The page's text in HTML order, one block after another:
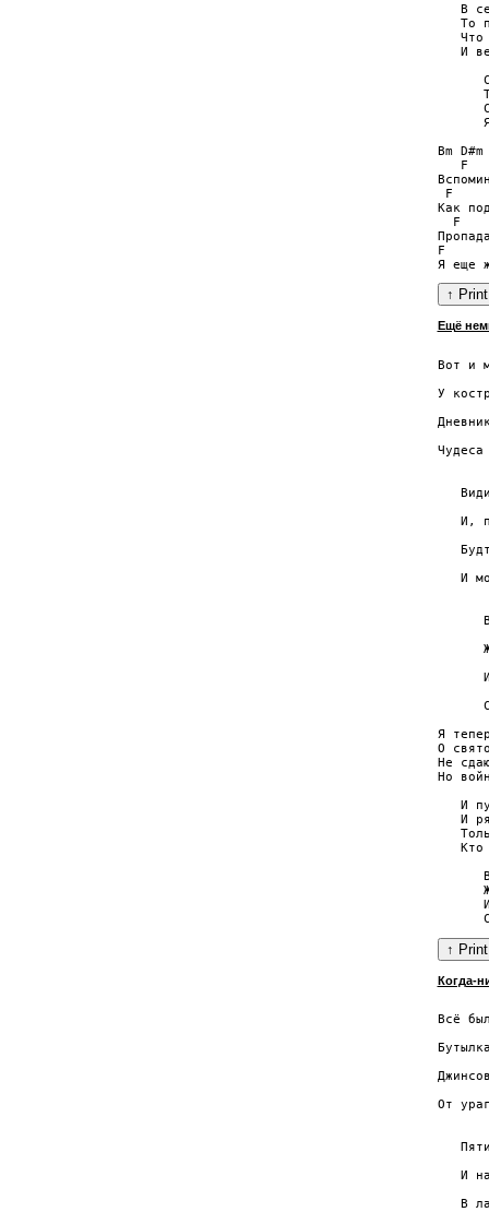
В
То
Что
И
Bm D#m
F
F
Как
F
F
Ещё
Вот и
У
Чудеса
И,
И
Я
О
Не
Но
И
И
Кто
Когда-
Всё
От
И
В